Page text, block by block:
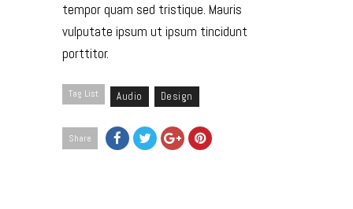
tempor quam sed tristique. Mauris
vulputate ipsum ut ipsum tincidunt
porttitor.
Tag List Audio Design
Share